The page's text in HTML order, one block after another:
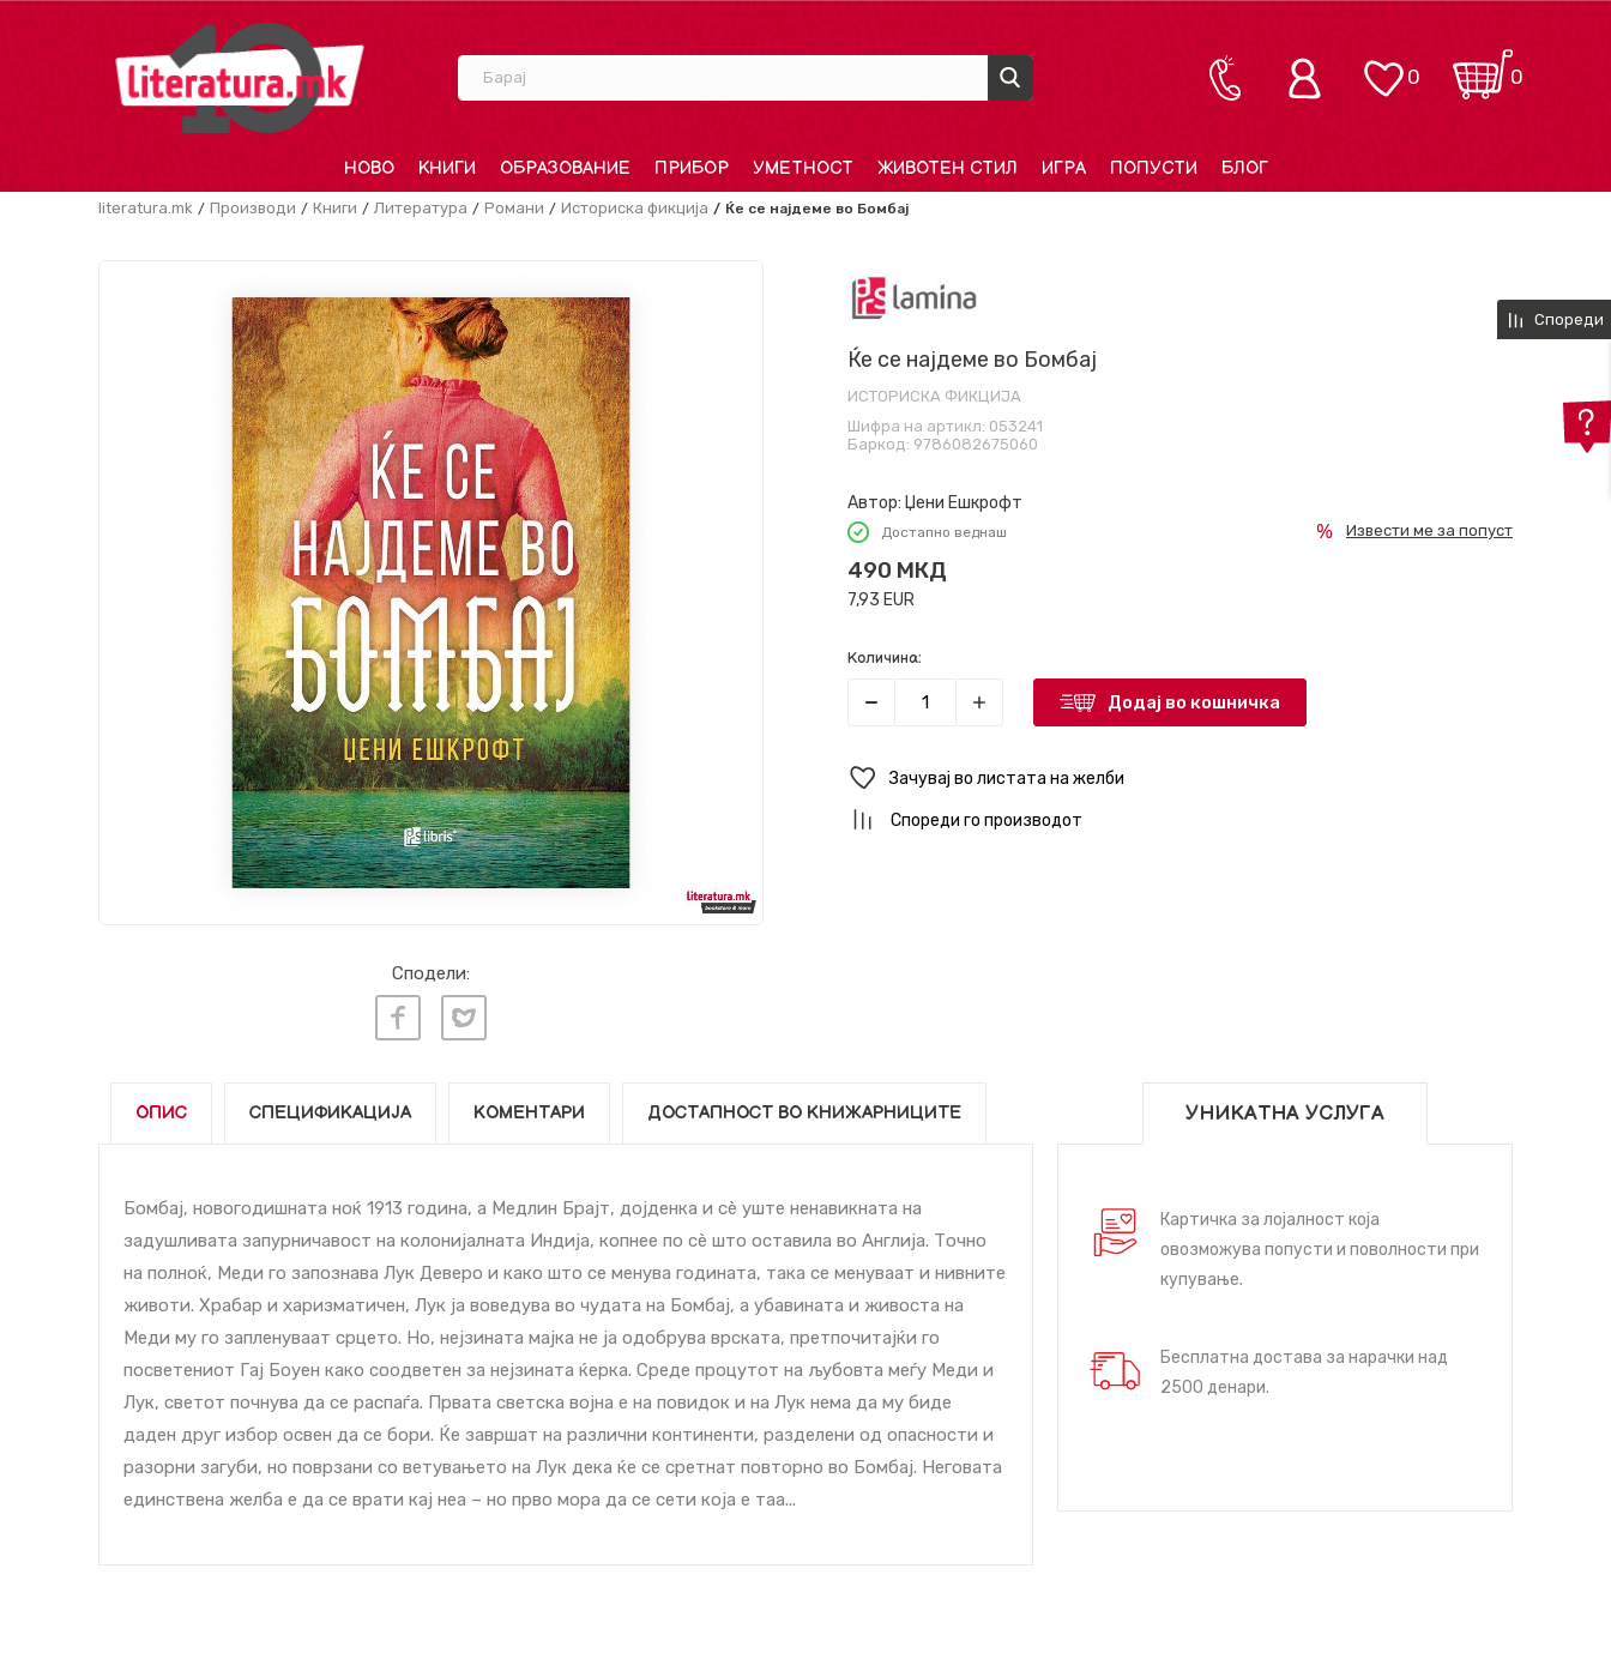
Барај 0
0
НОВО КНИГИ ОБРАЗОВАНИЕ ПРИБОР УМЕТНОСТ ЖИВОТЕН СТИЛ ИГРА ПОПУСТИ БЛОГ
literatura.mk Производи Книги Литература Романи Историска фикција Ќе се најдеме во Бомбај
Сподели:
Ќе се најдеме во Бомбај
ИСТОРИСКА ФИКЦИЈА
Шифра на артикл: 053241
Баркод: 9786082675060
Автор: Џени Ешкрофт
Достапно веднаш
490 МКД
7,93 EUR
Извести ме за попуст
Количина:
Додај во кошничка
Зачувај во листата на желби
Спореди го производот
ОПИС СПЕЦИФИКАЦИЈА КОМЕНТАРИ ДОСТАПНОСТ ВО КНИЖАРНИЦИТЕ
Бомбај, новогодишната ноќ 1913 година, а Медлин Брајт, дојденка и сè уште ненавикната на
задушливата запурничавост на колонијалната Индија, копнее по сè што оставила во Англија. Точно
на полноќ, Меди го запознава Лук Деверо и како што се менува годината, така се менуваат и нивните
животи. Храбар и харизматичен, Лук ја воведува во чудата на Бомбај, а убавината и живоста на
Меди му го запленуваат срцето. Но, нејзината мајка не ја одобрува врската, претпочитајќи го
посветениот Гај Боуен како соодветен за нејзината ќерка. Среде процутот на љубовта меѓу Меди и
Лук, светот почнува да се распаѓа. Првата светска војна е на повидок и на Лук нема да му биде
даден друг избор освен да се бори. Ќе завршат на различни континенти, разделени од опасности и
разорни загуби, но поврзани со ветувањето на Лук дека ќе се сретнат повторно во Бомбај. Неговата
единствена желба е да се врати кај неа – но прво мора да се сети која е таа...
УНИКАТНА УСЛУГА
Картичка за лојалност која
овозможува попусти и поволности при
купување.
Бесплатна достава за нарачки над
2500 денари.
Спореди